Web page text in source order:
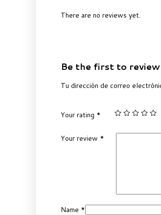
There are no reviews yet.
Be the first to review
Tu dirección de correo
Your rating *
Your review *
Name *